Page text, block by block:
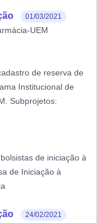
01/03/2021
UEM
de reserva de
Institucional de
Subprojetos:
de iniciação à
de Iniciação à
24/02/2021